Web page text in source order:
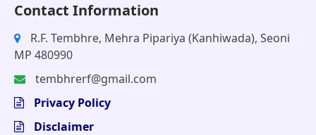
Contact Information
R.F. Tembhre, Mehra Pipariya (Kanhiwada), Seoni
MP 480990
tembhrerf@gmail.com
Privacy Policy
Disclaimer